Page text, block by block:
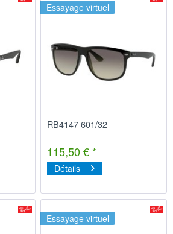
Essayage virtuel
RB4147 601/32
115,50 € *
Détails
Essayage virtuel